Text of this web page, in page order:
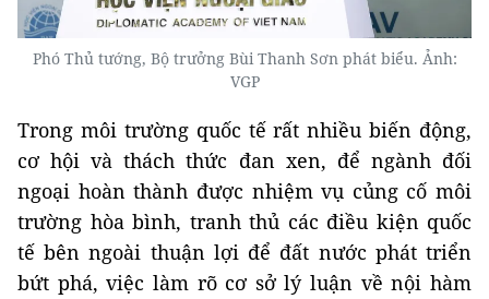
Phó Thủ tướng, Bộ trưởng Bùi Thanh Sơn phát biểu. Ảnh:
VGP
Trong môi trường quốc tế rất nhiều biến động,
cơ hội và thách thức đan xen, để ngành đối
ngoại hoàn thành được nhiệm vụ củng cố môi
trường hòa bình, tranh thủ các điều kiện quốc
tế bên ngoài thuận lợi để đất nước phát triển
bứt phá, việc làm rõ cơ sở lý luận về nội hàm